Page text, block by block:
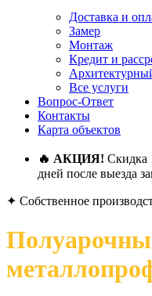
Доставка и
Замер
Монтаж
Кредит и
Все услуги
Вопрос-Ответ
Контакты
Карта объектов
🔥 АКЦИЯ! Скидка
дней после выезда
✦ Собственное